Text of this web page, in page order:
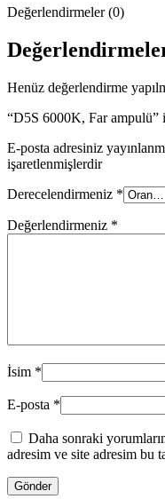
Değerlendirmeler (0)
Henüz değerlendirme
“D5S 6000K, Far
E-posta adresiniz
işaretlenmişlerdir
Derecelendirmeniz *
Değerlendirmeniz *
İsim *
E-posta *
Daha sonraki
adresim ve site adresim bu